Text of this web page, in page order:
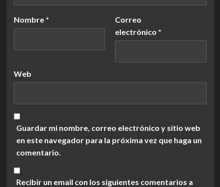
Nombre *
Correo
electrónico *
Web
Guardar mi nombre, correo electrónico y sitio web
en este navegador para la próxima vez que haga un
comentario.
Recibir un email con los siguientes comentarios a